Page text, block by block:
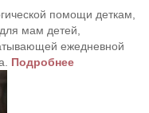
помощи деткам,
мам детей,
ежедневной
Подробнее